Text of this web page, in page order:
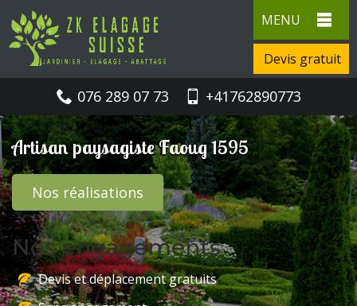
MENU
Devis gratuit
076 289 07 73 +41762890773
Artisan paysagiste Faoug 1595
Nos réalisations
Nos engagements
Devis et déplacement gratuits